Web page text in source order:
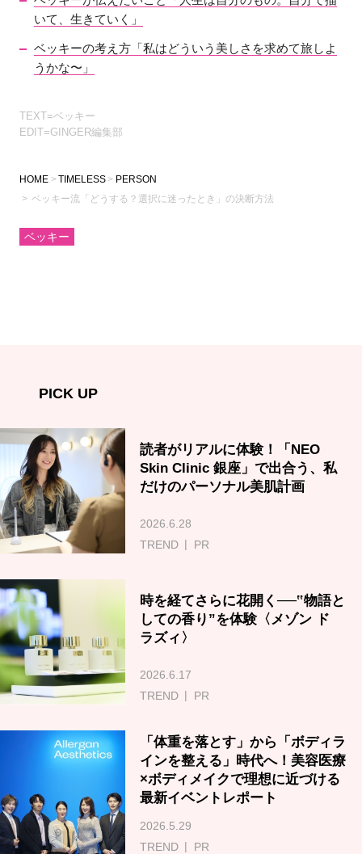
いて、生きていく」
ベッキーの考え方「私はどういう美しさを求めて旅しよ
うかな〜」
TEXT=ベッキー
EDIT=GINGER編集部
HOME TIMELESS
PERSON
ベッキー流「どうする？選択に迷ったとき」の決断方法
ベッキー
PICK UP
読者がリアルに体験！「NEO
Skin Clinic 銀座」で出合う、私
だけのパーソナル美肌計画
2026.6.28
TREND
PR
時を経てさらに花開く──‟物語と
しての香り”を体験〈メゾン ド
ラズィ〉
2026.6.17
TREND
PR
「体重を落とす」から「ボディラ
インを整える」時代へ！美容医療
×ボディメイクで理想に近づける
最新イベントレポート
2026.5.29
TREND
PR